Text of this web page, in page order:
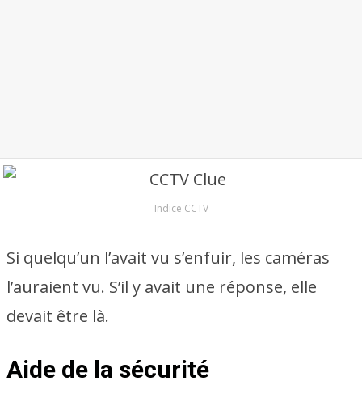
Indice CCTV
Si quelqu’un l’avait vu s’enfuir, les caméras
l’auraient vu. S’il y avait une réponse, elle
devait être là.
Aide de la sécurité